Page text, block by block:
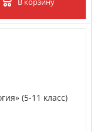
(5-11 класс)